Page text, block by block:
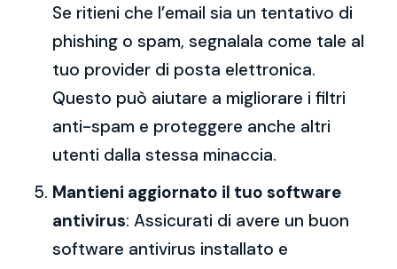
Se ritieni che l’email sia un tentativo di
phishing o spam, segnalala come tale al
tuo provider di posta elettronica.
Questo può aiutare a migliorare i filtri
anti-spam e proteggere anche altri
utenti dalla stessa minaccia.
Mantieni aggiornato il tuo software
antivirus: Assicurati di avere un buon
software antivirus installato e